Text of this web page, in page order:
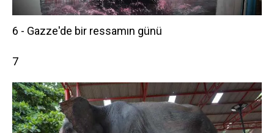
6 - Gazze'de bir ressamın günü
7